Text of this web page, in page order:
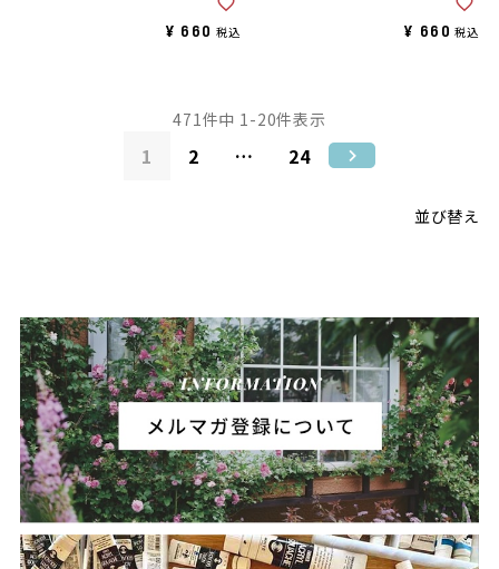
¥ 660 税込 ¥ 660 税込
並び替え
471 件中 1 -20件表示
1 2 … 24